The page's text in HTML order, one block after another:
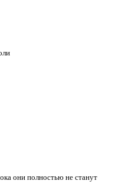
они полностью не станут